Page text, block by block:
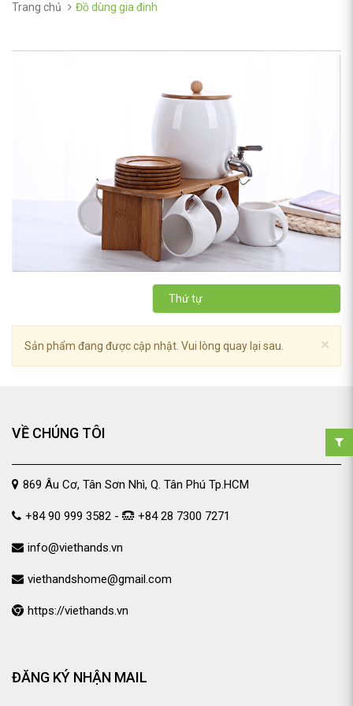
Trang chủ Đồ dùng gia đinh
Thứ tự
×
Sản phẩm đang được cập nhật. Vui lòng quay lại sau.
VỀ CHÚNG TÔI
869 Âu Cơ, Tân Sơn Nhì, Q. Tân Phú Tp.HCM
+84 90 999 3582 - +84 28 7300 7271
info@viethands.vn
viethandshome@gmail.com
https://viethands.vn
ĐĂNG KÝ NHẬN MAIL